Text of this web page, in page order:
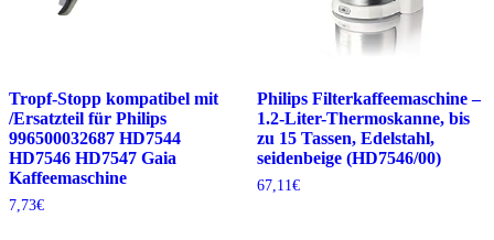
Tropf-Stopp kompatibel mit
/Ersatzteil für Philips
996500032687 HD7544
HD7546 HD7547 Gaia
Kaffeemaschine
7,73€
Philips Filterkaffeemaschine –
1.2-Liter-Thermoskanne, bis
zu 15 Tassen, Edelstahl,
seidenbeige (HD7546/00)
67,11€